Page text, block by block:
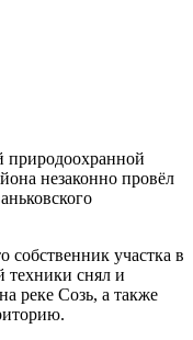
незаконно провёл
собственник участка в
техники снял и
реке Созь, а также